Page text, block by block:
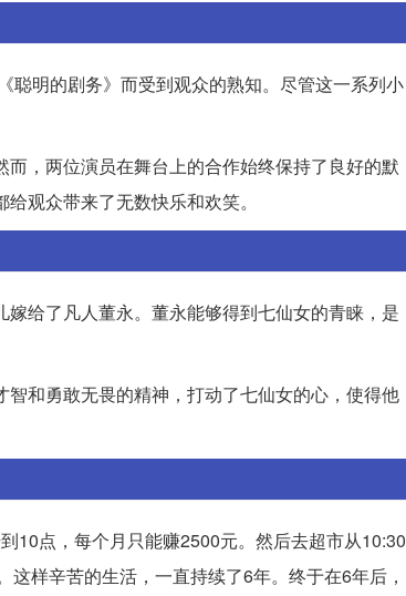
聪明的剧务》而受到观众的熟知。尽管这一系列小
，两位演员在舞台上的合作始终保持了良好的默
观众带来了无数快乐和欢笑。
给了凡人董永。董永能够得到七仙女的青睐，是
和勇敢无畏的精神，打动了七仙女的心，使得他
10点，每个月只能赚2500元。然后去超市从10:30
样辛苦的生活，一直持续了6年。终于在6年后，